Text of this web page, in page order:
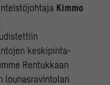
Kimmo
keskipinta-
Rentukkaan
lounasravintolan